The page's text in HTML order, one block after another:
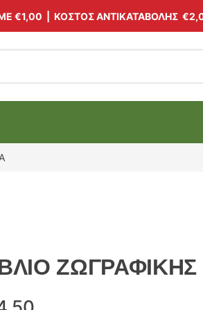
€1,00 | ΚΟΣΤΟΣ ΑΝΤΙΚΑΤΑΒΟΛΗΣ